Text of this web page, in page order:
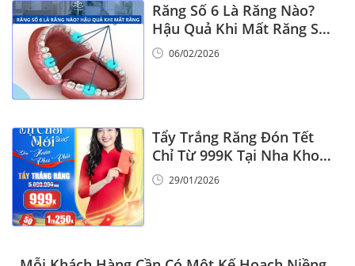
Răng Số 6 Là Răng Nào?
Hậu Quả Khi Mất Răng Số
6
06/02/2026
Tẩy Trắng Răng Đón Tết
Chỉ Từ 999K Tại Nha Khoa
Vinalign
29/01/2026